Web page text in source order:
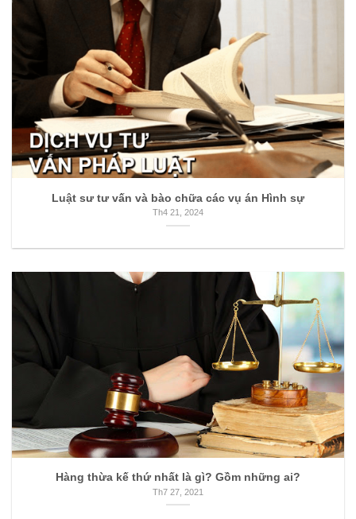
Luật sư tư vấn và bào chữa các vụ án Hình sự
Th4 21, 2024
Hàng thừa kế thứ nhất là gì? Gồm những ai?
Th7 27, 2021